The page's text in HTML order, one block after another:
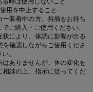
用を中止すること
ー装着中の方、持病をお持ち
ご購入・ご使用ください。
状により、体調に影響が出る
確認しながらご使用くださ
。
はありませんが、体の変化を
相談の上、指示に従ってくだ